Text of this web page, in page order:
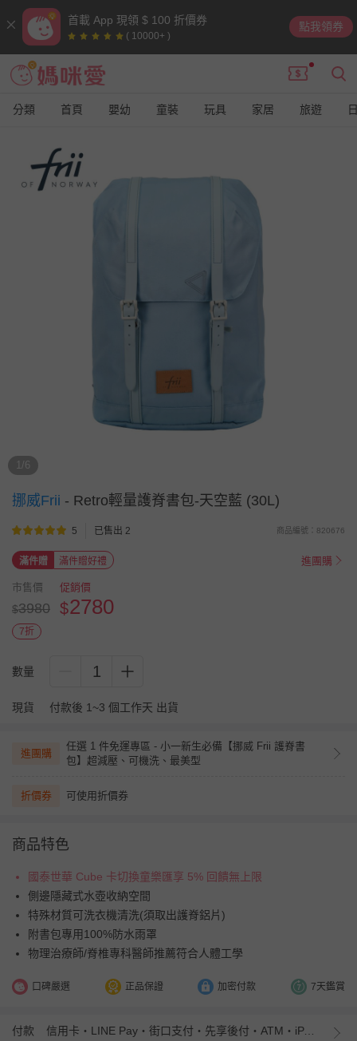
首載 App 現領 $ 100 折價券
( 10000+ )
點我領券
分類 首頁 嬰幼 童裝 玩具 家居 旅遊
1/6
挪威Frii - Retro輕量護脊書包-天空藍 (30L)
5 已售出 2 商品編號：820676
滿件贈 滿件贈好禮 進團購
市售價
$3980
促銷價
$2780
7折
數量 1
現貨 付款後 1~3 個工作天 出貨
進團購
任選 1 件免運專區 - 小一新生必備【挪威 Frii 護脊書
包】超減壓、可機洗、最美型
折價券 可使用折價券
商品特色
國泰世華 Cube 卡切換童樂匯享 5% 回饋無上限
側邊隱藏式水壺收納空間
特殊材質可洗衣機清洗(須取出護脊鋁片)
附書包專用100%防水雨罩
物理治療師/脊椎專科醫師推薦符合人體工學
口碑嚴選 正品保證 加密付款 7天鑑賞
付款 信用卡・LINE Pay・街口支付・先享後付・ATM・iPASS MONEY